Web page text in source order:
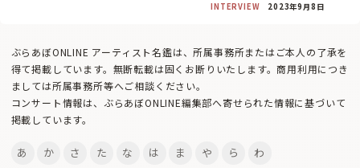
INTERVIEW 2023年9月8日
ぶらあぼONLINE アーティスト名鑑は、所属事務所またはご本人の了承を
得て掲載しています。無断転載は固くお断りいたします。商用利用につき
ましては所属事務所等へご相談ください。
コンサート情報は、ぶらあぼONLINE編集部へ寄せられた情報に基づいて
掲載しています。
あ か さ た な は ま や ら わ